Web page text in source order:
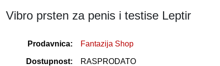
Vibro prsten za penis i testise Leptir
Prodavnica: Fantazija Shop
Dostupnost: RASPRODATO